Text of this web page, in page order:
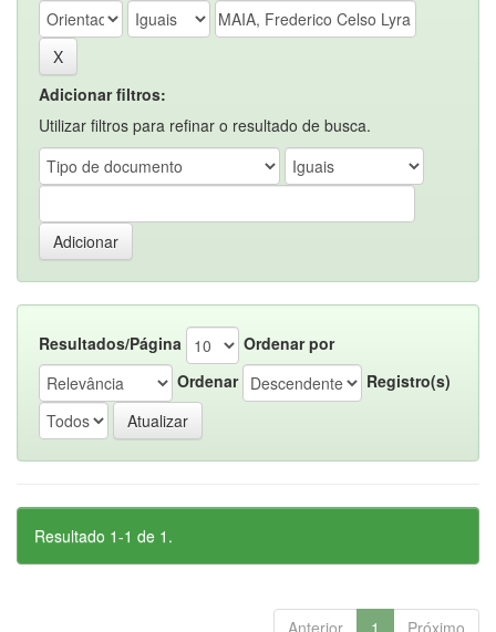
Adicionar filtros:
Utilizar filtros para refinar o resultado de busca.
Resultados/Página
Ordenar por
Ordenar
Registro(s)
Resultado 1-1 de 1.
Anterior 1 Próximo